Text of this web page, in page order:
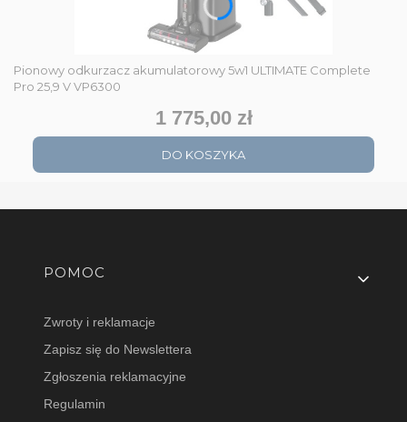
Pionowy odkurzacz akumulatorowy 5w1 ULTIMATE Complete
Pro 25,9 V VP6300
Cena
1 775,00 zł
DO KOSZYKA
Linki w stopce
POMOC
Zwroty i reklamacje
Zapisz się do Newslettera
Zgłoszenia reklamacyjne
Regulamin